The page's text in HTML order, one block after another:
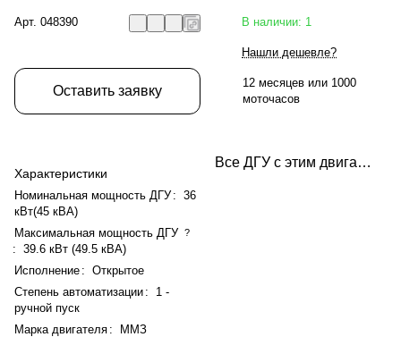
Арт. 048390
Оставить заявку
Характеристики
Номинальная мощность ДГУ : 36
кВт(45 кВА)
Максимальная мощность ДГУ ?
: 39.6 кВт (49.5 кВА)
Исполнение : Открытое
Степень автоматизации :
1 -
ручной пуск
Марка двигателя :
ММЗ
В наличии: 1
Нашли дешевле?
12 месяцев или 1000
моточасов
Все ДГУ с этим двигателем